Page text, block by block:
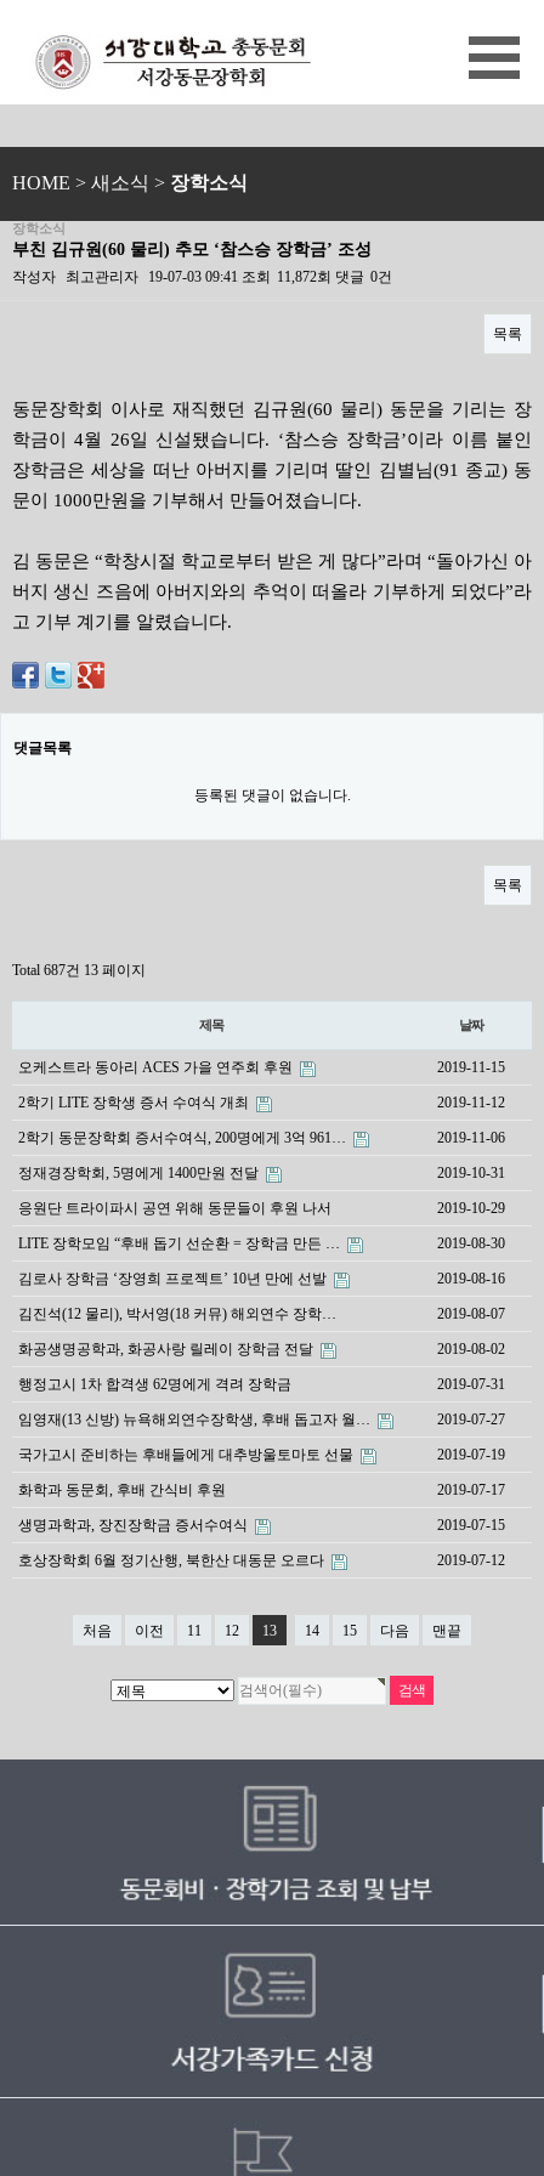
HOME > 새소식 > 장학소식
장학소식
부친 김규원(60 물리) 추모 ‘참스승 장학금’ 조성
작성자 최고관리자 19-07-03 09:41 조회 11,872회 댓글 0건
목록
동문장학회 이사로 재직했던 김규원(60 물리) 동문을 기리는 장
학금이 4월 26일 신설됐습니다. ‘참스승 장학금’이라 이름 붙인
장학금은 세상을 떠난 아버지를 기리며 딸인 김별님(91 종교) 동
문이 1000만원을 기부해서 만들어졌습니다.
김 동문은 “학창시절 학교로부터 받은 게 많다”라며 “돌아가신 아
버지 생신 즈음에 아버지와의 추억이 떠올라 기부하게 되었다”라
고 기부 계기를 알렸습니다.
댓글목록
등록된 댓글이 없습니다.
목록
Total 687건 13 페이지
제목 날짜
오케스트라 동아리 ACES 가을 연주회 후원 2019-11-15
2학기 LITE 장학생 증서 수여식 개최 2019-11-12
2학기 동문장학회 증서수여식, 200명에게 3억 961… 2019-11-06
정재경장학회, 5명에게 1400만원 전달 2019-10-31
응원단 트라이파시 공연 위해 동문들이 후원 나서 2019-10-29
LITE 장학모임 “후배 돕기 선순환 = 장학금 만든 … 2019-08-30
김로사 장학금 ‘장영희 프로젝트’ 10년 만에 선발 2019-08-16
김진석(12 물리), 박서영(18 커뮤) 해외연수 장학… 2019-08-07
화공생명공학과, 화공사랑 릴레이 장학금 전달 2019-08-02
행정고시 1차 합격생 62명에게 격려 장학금 2019-07-31
임영재(13 신방) 뉴욕해외연수장학생, 후배 돕고자 월… 2019-07-27
국가고시 준비하는 후배들에게 대추방울토마토 선물 2019-07-19
화학과 동문회, 후배 간식비 후원 2019-07-17
생명과학과, 장진장학금 증서수여식 2019-07-15
호상장학회 6월 정기산행, 북한산 대동문 오르다 2019-07-12
처음 이전 11 12 13 14 15 다음 맨끝